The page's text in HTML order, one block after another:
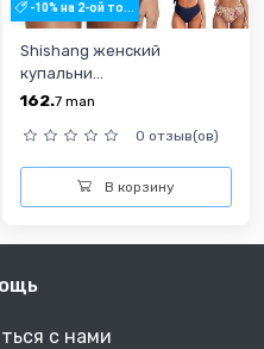
-10% на 2-ой то...
Shishang женский
купальни...
162.7 man
0 отзыв(ов)
В корзину
с нами